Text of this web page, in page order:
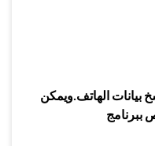
بيانات الهاتف.ويمكن
ببرنامج